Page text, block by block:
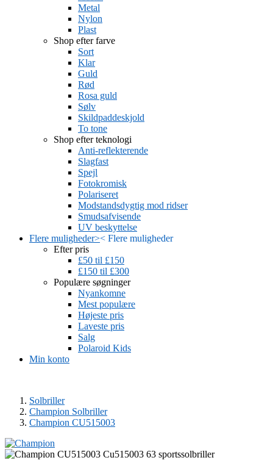
Metal
Nylon
Plast
Shop efter farve
Sort
Klar
Guld
Rød
Rosa guld
Sølv
Skildpaddeskjold
To tone
Shop efter teknologi
Anti-reflekterende
Slagfast
Spejl
Fotokromisk
Polariseret
Modstandsdygtig mod ridser
Smudsafvisende
UV beskyttelse
Flere muligheder>< Flere muligheder
Efter pris
£50 til £150
£150 til £300
Populære søgninger
Nyankomne
Mest populære
Højeste pris
Laveste pris
Salg
Polaroid Kids
Min konto
Solbriller
Champion Solbriller
Champion CU515003